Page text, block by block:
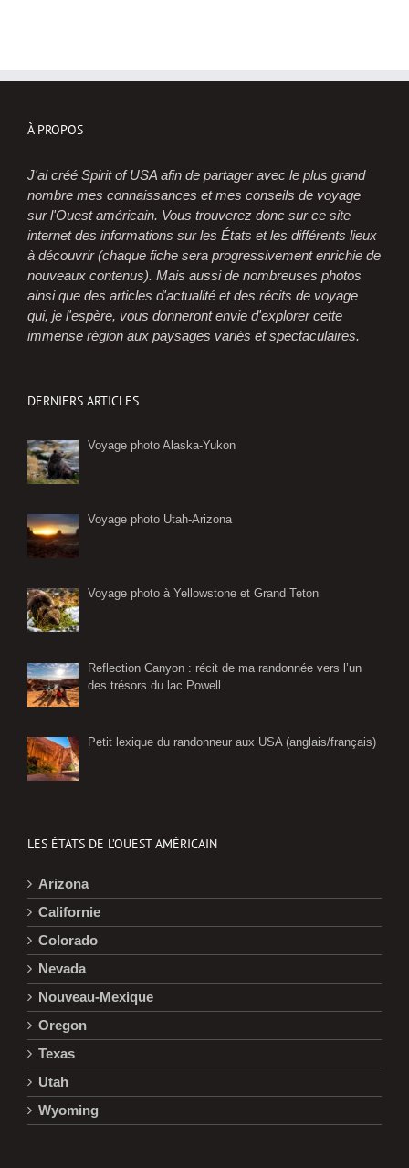
À PROPOS
J'ai créé Spirit of USA afin de partager avec le plus grand
nombre mes connaissances et mes conseils de voyage
sur l'Ouest américain. Vous trouverez donc sur ce site
internet des informations sur les États et les différents lieux
à découvrir (chaque fiche sera progressivement enrichie de
nouveaux contenus). Mais aussi de nombreuses photos
ainsi que des articles d'actualité et des récits de voyage
qui, je l'espère, vous donneront envie d'explorer cette
immense région aux paysages variés et spectaculaires.
DERNIERS ARTICLES
Voyage photo Alaska-Yukon
Voyage photo Utah-Arizona
Voyage photo à Yellowstone et Grand Teton
Reflection Canyon : récit de ma randonnée vers l’un
des trésors du lac Powell
Petit lexique du randonneur aux USA (anglais/français)
LES ÉTATS DE L’OUEST AMÉRICAIN
Arizona
Californie
Colorado
Nevada
Nouveau-Mexique
Oregon
Texas
Utah
Wyoming